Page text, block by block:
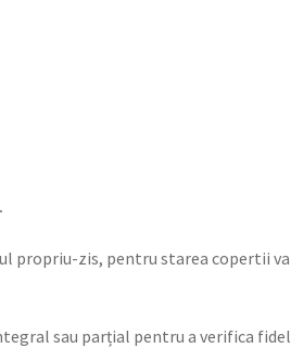
.
propriu-zis, pentru starea copertii va
sau parțial pentru a verifica fidel